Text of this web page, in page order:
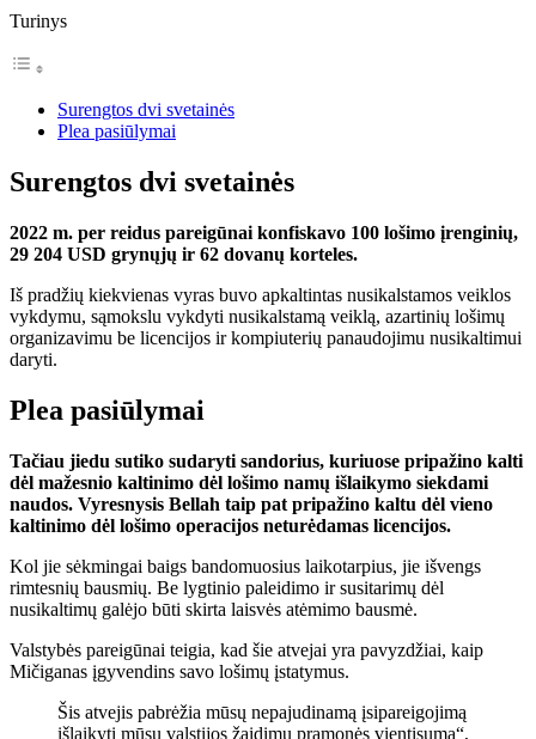
Turinys
Surengtos dvi svetainės
Plea pasiūlymai
Surengtos dvi svetainės
2022 m. per reidus pareigūnai konfiskavo 100 lošimo įrenginių,
29 204 USD grynųjų ir 62 dovanų korteles.
Iš pradžių kiekvienas vyras buvo apkaltintas nusikalstamos veiklos
vykdymu, sąmokslu vykdyti nusikalstamą veiklą, azartinių lošimų
organizavimu be licencijos ir kompiuterių panaudojimu nusikaltimui
daryti.
Plea pasiūlymai
Tačiau jiedu sutiko sudaryti sandorius, kuriuose pripažino kalti
dėl mažesnio kaltinimo dėl lošimo namų išlaikymo siekdami
naudos. Vyresnysis Bellah taip pat pripažino kaltu dėl vieno
kaltinimo dėl lošimo operacijos neturėdamas licencijos.
Kol jie sėkmingai baigs bandomuosius laikotarpius, jie išvengs
rimtesnių bausmių. Be lygtinio paleidimo ir susitarimų dėl
nusikaltimų galėjo būti skirta laisvės atėmimo bausmė.
Valstybės pareigūnai teigia, kad šie atvejai yra pavyzdžiai, kaip
Mičiganas įgyvendins savo lošimų įstatymus.
Šis atvejis pabrėžia mūsų nepajudinamą įsipareigojimą
išlaikyti mūsų valstijos žaidimų pramonės vientisumą“,